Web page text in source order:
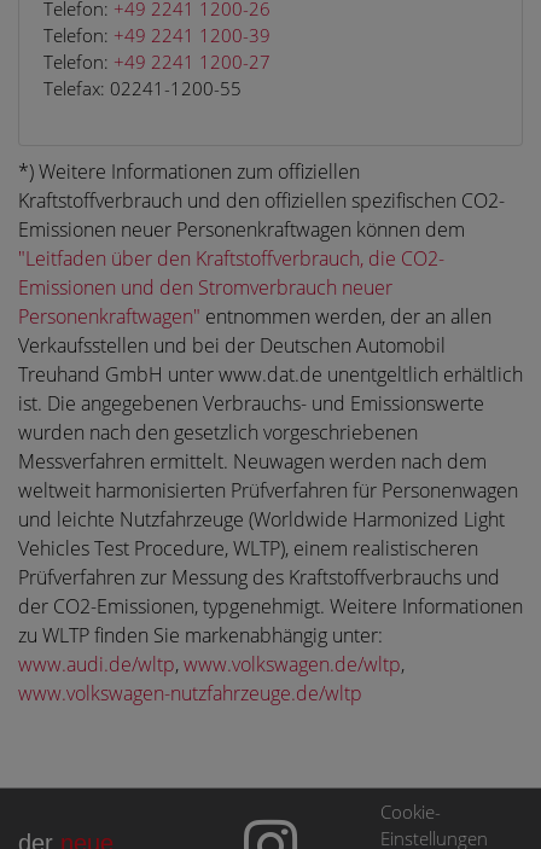
Telefon: +49 2241 1200-26
Telefon: +49 2241 1200-39
Telefon: +49 2241 1200-27
Telefax: 02241-1200-55
*) Weitere Informationen zum offiziellen
Kraftstoffverbrauch und den offiziellen spezifischen CO2-
Emissionen neuer Personenkraftwagen können dem
"Leitfaden über den Kraftstoffverbrauch, die CO2-
Emissionen und den Stromverbrauch neuer
Personenkraftwagen" entnommen werden, der an allen
Verkaufsstellen und bei der Deutschen Automobil
Treuhand GmbH unter www.dat.de unentgeltlich erhältlich
ist. Die angegebenen Verbrauchs- und Emissionswerte
wurden nach den gesetzlich vorgeschriebenen
Messverfahren ermittelt. Neuwagen werden nach dem
weltweit harmonisierten Prüfverfahren für Personenwagen
und leichte Nutzfahrzeuge (Worldwide Harmonized Light
Vehicles Test Procedure, WLTP), einem realistischeren
Prüfverfahren zur Messung des Kraftstoffverbrauchs und
der CO2-Emissionen, typgenehmigt. Weitere Informationen
zu WLTP finden Sie markenabhängig unter:
www.audi.de/wltp,www.volkswagen.de/wltp,
www.volkswagen-nutzfahrzeuge.de/wltp
der neue
Cookie-
Einstellungen